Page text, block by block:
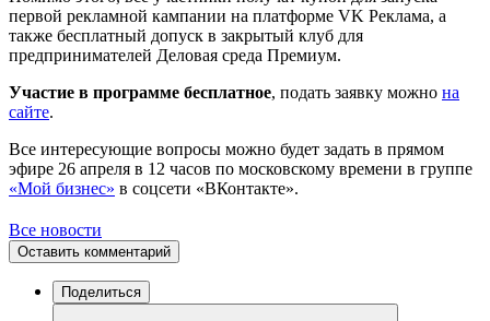
первой рекламной кампании на платформе VK Реклама, а
также бесплатный допуск в закрытый клуб для
предпринимателей Деловая среда Премиум.
Участие в программе бесплатное, подать заявку можно на
сайте.
Все интересующие вопросы можно будет задать в прямом
эфире 26 апреля в 12 часов по московскому времени в группе
«Мой бизнес» в соцсети «ВКонтакте».
Все новости
Оставить комментарий
Поделиться